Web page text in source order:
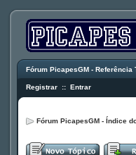
Fórum PicapesGM -
Registrar :: Entrar
Fórum PicapesGM - Índice